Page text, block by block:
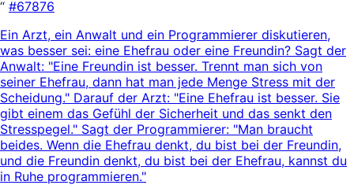
“ #67876
Ein Arzt, ein Anwalt und ein Programmierer diskutieren,
was besser sei: eine Ehefrau oder eine Freundin? Sagt der
Anwalt: "Eine Freundin ist besser. Trennt man sich von
seiner Ehefrau, dann hat man jede Menge Stress mit der
Scheidung." Darauf der Arzt: "Eine Ehefrau ist besser. Sie
gibt einem das Gefühl der Sicherheit und das senkt den
Stresspegel." Sagt der Programmierer: "Man braucht
beides. Wenn die Ehefrau denkt, du bist bei der Freundin,
und die Freundin denkt, du bist bei der Ehefrau, kannst du
in Ruhe programmieren."